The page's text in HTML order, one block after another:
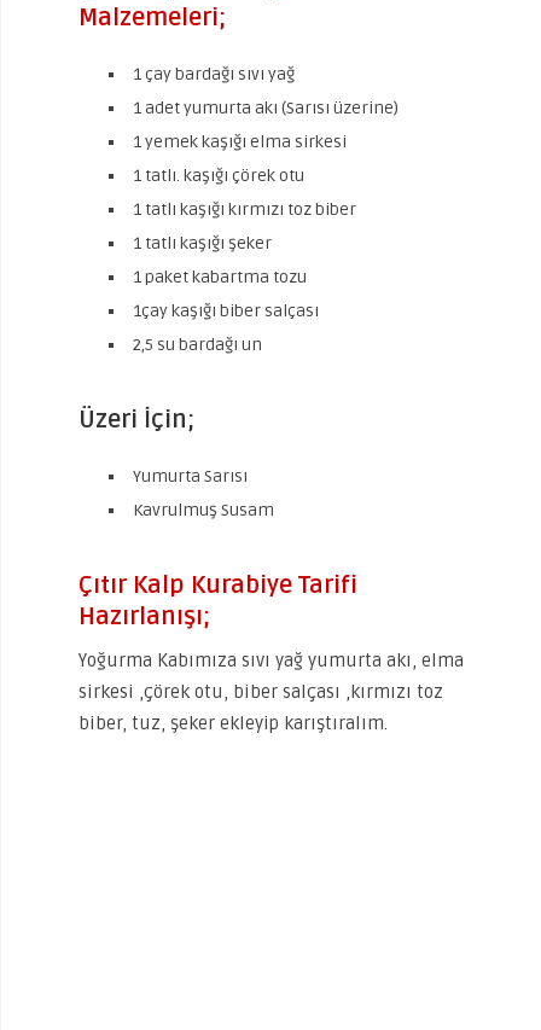
Malzemeleri;
1 çay bardağı sıvı yağ
1 adet yumurta akı (Sarısı üzerine)
1 yemek kaşığı elma sirkesi
1 tatlı. kaşığı çörek otu
1 tatlı kaşığı kırmızı toz biber
1 tatlı kaşığı şeker
1 paket kabartma tozu
1çay kaşığı biber salçası
2,5 su bardağı un
Üzeri İçin;
Yumurta Sarısı
Kavrulmuş Susam
Çıtır Kalp Kurabiye Tarifi
Hazırlanışı;
Yoğurma Kabımıza sıvı yağ yumurta akı, elma
sirkesi ,çörek otu, biber salçası ,kırmızı toz
biber, tuz, şeker ekleyip karıştıralım.